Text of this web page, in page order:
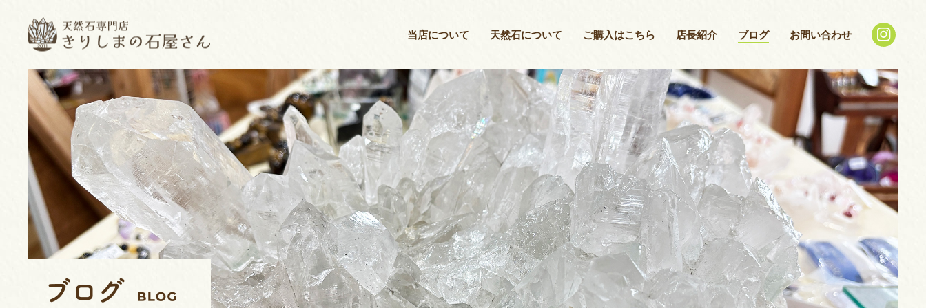
当店について 天然石について ご購入はこちら 店長紹介 ブログ お問い合わせ
ご購入はこちら
店長紹介
ブログ
お問い合わせ